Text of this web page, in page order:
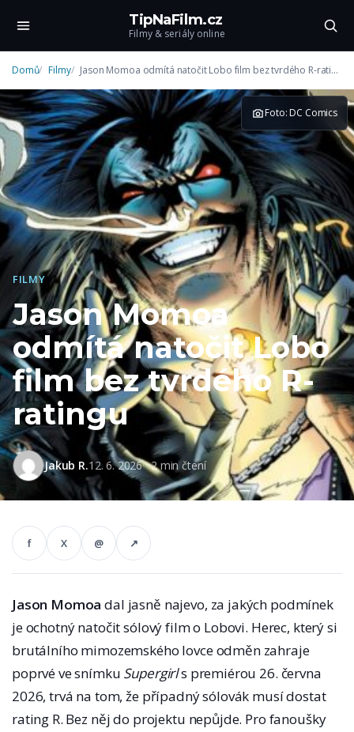
TipNaFilm.cz
Filmy & seriály online
Domů Filmy Jason Momoa odmítá natočit Lobo film bez tvrdého R-ratingu
FILMY
Jason Momoa
odmítá natočit Lobo
film bez tvrdého R-
ratingu
Jakub R.12. 6. 2026 2 min čtení
Foto: DC Comics
f X @ ↗
Jason Momoa dal jasně najevo, za jakých podmínek
je ochotný natočit sólový film o Lobovi. Herec, který si
brutálního mimozemského lovce odměn zahraje
poprvé ve snímku Supergirls premiérou 26. června
2026, trvá na tom, že případný sólovák musí dostat
rating R. Bez něj do projektu nepůjde. Pro fanoušky